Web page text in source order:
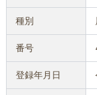
種別
番号
登録年月日